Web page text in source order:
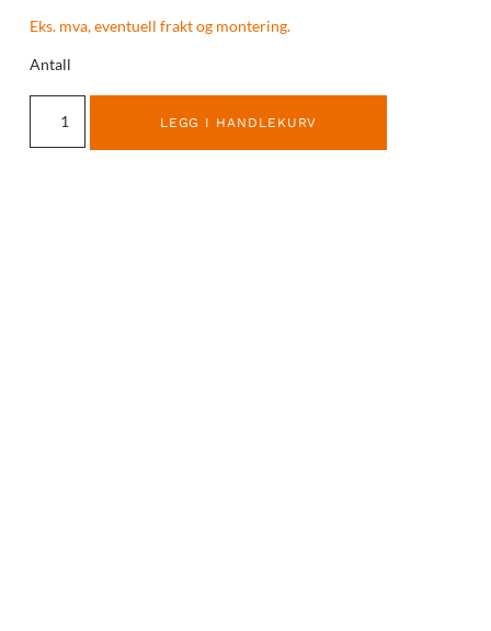
Eks. mva, eventuell frakt og montering.
Antall
LEGG I HANDLEKURV